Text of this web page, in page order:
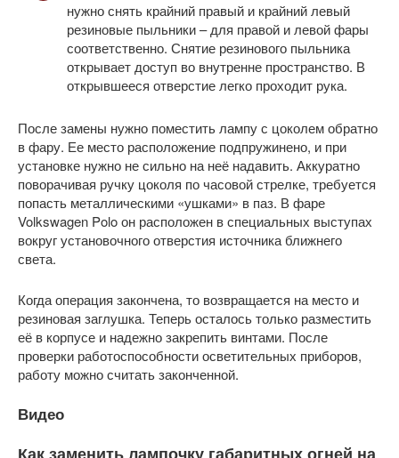
нужно снять крайний правый и крайний левый
резиновые пыльники – для правой и левой фары
соответственно. Снятие резинового пыльника
открывает доступ во внутренне пространство. В
открывшееся отверстие легко проходит рука.
После замены нужно поместить лампу с цоколем обратно
в фару. Ее место расположение подпружинено, и при
установке нужно не сильно на неё надавить. Аккуратно
поворачивая ручку цоколя по часовой стрелке, требуется
попасть металлическими «ушками» в паз. В фаре
Volkswagen Polo он расположен в специальных выступах
вокруг установочного отверстия источника ближнего
света.
Когда операция закончена, то возвращается на место и
резиновая заглушка. Теперь осталось только разместить
её в корпусе и надежно закрепить винтами. После
проверки работоспособности осветительных приборов,
работу можно считать законченной.
Видео